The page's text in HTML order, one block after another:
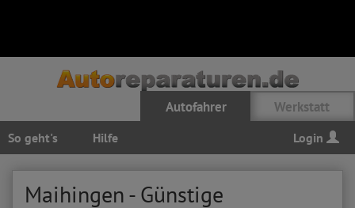
Autofahrer Werkstatt
So geht's Hilfe Login
Maihingen - Günstige